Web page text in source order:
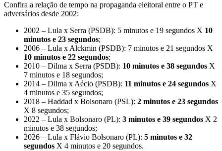
Confira a relação de tempo na propaganda eleitoral entre o PT e
adversários desde 2002:
2002 – Lula x Serra (PSDB): 5 minutos e 19 segundos X 10
minutos e 23 segundos;
2006 – Lula x Alckmin (PSDB): 7 minutos e 21 segundos X
10 minutos e 22 segundos;
2010 – Dilma x Serra (PSDB): 10 minutos e 38 segundos X
7 minutos e 18 segundos;
2014 – Dilma x Aécio (PSDB): 11 minutos e 24 segundos X
4 minutos e 35 segundos;
2018 – Haddad x Bolsonaro (PSL): 2 minutos e 23 segundos
X 8 segundos;
2022 – Lula x Bolsonaro (PL): 3 minutos e 39 segundos X 2
minutos e 38 segundos;
2026 – Lula x Flávio Bolsonaro (PL): 5 minutos e 32
segundos X 4 minutos e 20 segundos.